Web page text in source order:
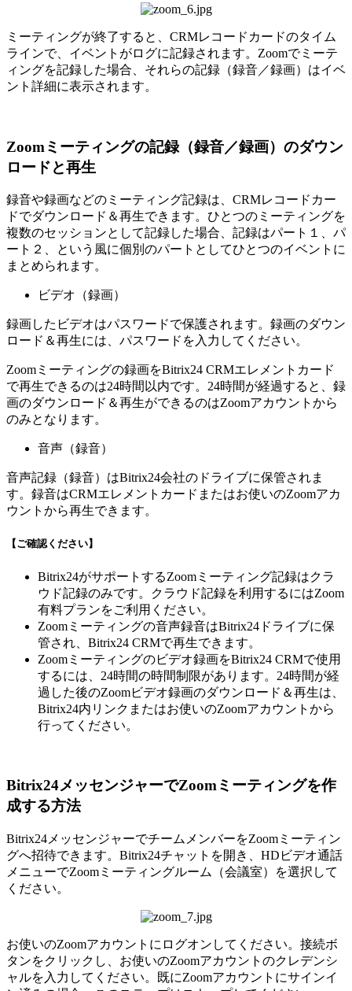
ミーティングが終了すると、CRMレコードカードのタイム
ラインで、イベントがログに記録されます。Zoomでミーテ
ィングを記録した場合、それらの記録（録音／録画）はイベ
ント詳細に表示されます。
Zoomミーティングの記録（録音／録画）のダウン
ロードと再生
録音や録画などのミーティング記録は、CRMレコードカー
ドでダウンロード＆再生できます。ひとつのミーティングを
複数のセッションとして記録した場合、記録はパート１、パ
ート２、という風に個別のパートとしてひとつのイベントに
まとめられます。
ビデオ（録画）
録画したビデオはパスワードで保護されます。録画のダウン
ロード＆再生には、パスワードを入力してください。
Zoomミーティングの録画をBitrix24 CRMエレメントカード
で再生できるのは24時間以内です。24時間が経過すると、録
画のダウンロード＆再生ができるのはZoomアカウントから
のみとなります。
音声（録音）
音声記録（録音）はBitrix24会社のドライブに保管されま
す。録音はCRMエレメントカードまたはお使いのZoomアカ
ウントから再生できます。
【ご確認ください】
Bitrix24がサポートするZoomミーティング記録はクラ
ウド記録のみです。クラウド記録を利用するにはZoom
有料プランをご利用ください。
Zoomミーティングの音声録音はBitrix24ドライブに保
管され、Bitrix24 CRMで再生できます。
Zoomミーティングのビデオ録画をBitrix24 CRMで使用
するには、24時間の時間制限があります。24時間が経
過した後のZoomビデオ録画のダウンロード＆再生は、
Bitrix24内リンクまたはお使いのZoomアカウントから
行ってください。
Bitrix24メッセンジャーでZoomミーティングを作
成する方法
Bitrix24メッセンジャーでチームメンバーをZoomミーティン
グへ招待できます。Bitrix24チャットを開き、HDビデオ通話
メニューでZoomミーティングルーム（会議室）を選択して
ください。
お使いのZoomアカウントにログオンしてください。接続ボ
タンをクリックし、お使いのZoomアカウントのクレデンシ
ャルを入力してください。既にZoomアカウントにサインイ